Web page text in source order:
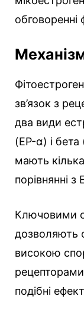
обговоренні
зв’язок з
два види
(EР-α) і бета
мають
порівнянні з
Ключовими
дозволяють
високою
подібні